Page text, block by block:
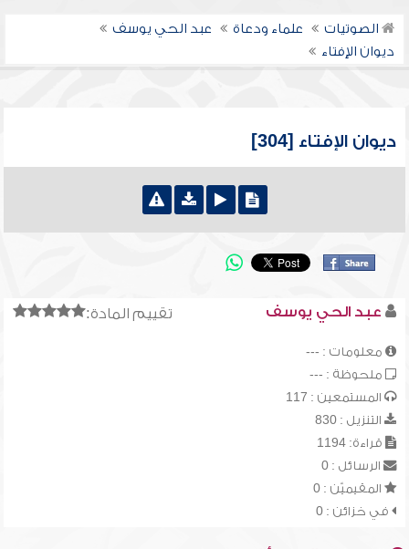
الصوتيات علماء ودعاة
عبد الحي يوسف
ديوان الإفتاء
ديوان الإفتاء [304]
تقييم المادة: عبد الحي يوسف
معلومات : ---
ملحوظة : ---
المستمعين : 117
التنزيل : 830
قراءة: 1194
الرسائل : 0
المقيميّن : 0
في خزائن : 0